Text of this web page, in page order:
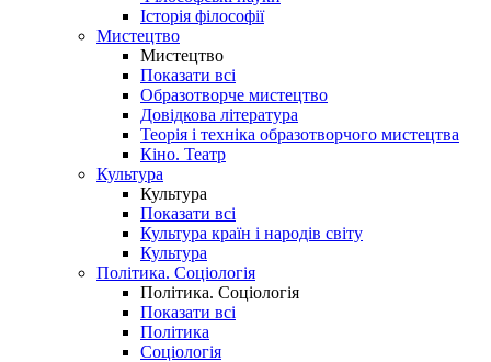
Історія філософії
Мистецтво
Мистецтво
Показати всі
Образотворче мистецтво
Довідкова література
Теорія і техніка образотворчого мистецтва
Кіно. Театр
Культура
Культура
Показати всі
Культура країн і народів світу
Культура
Політика. Соціологія
Політика. Соціологія
Показати всі
Політика
Соціологія